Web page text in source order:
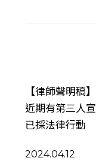
【律師聲明稿】
近期有第三人
已採法律行動
2024.04.12